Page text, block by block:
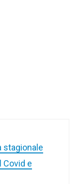
stagionale
Covid e